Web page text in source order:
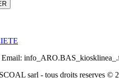
Email:
sarl - tous droits reserves ©